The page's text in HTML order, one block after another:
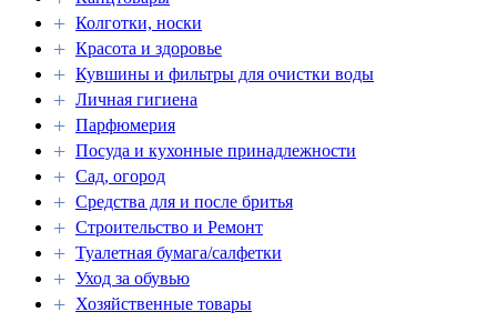
+ Колготки, носки
+ Красота и здоровье
+ Кувшины и фильтры для очистки воды
+ Личная гигиена
+ Парфюмерия
+ Посуда и кухонные принадлежности
+ Сад, огород
+ Средства для и после бритья
+ Строительство и Ремонт
+ Туалетная бумага/салфетки
+ Уход за обувью
+ Хозяйственные товары